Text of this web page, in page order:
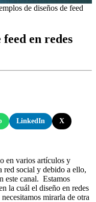
de diseños de feed
en redes
LinkedIn X
en varios artículos y
red social y debido a ello,
este canal. Estamos
la cuál el diseño en redes
mirarla de otra